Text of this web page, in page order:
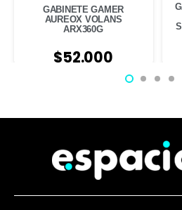
GABINETE GAMER
AUREOX VOLANS
ARX360G
$52.000